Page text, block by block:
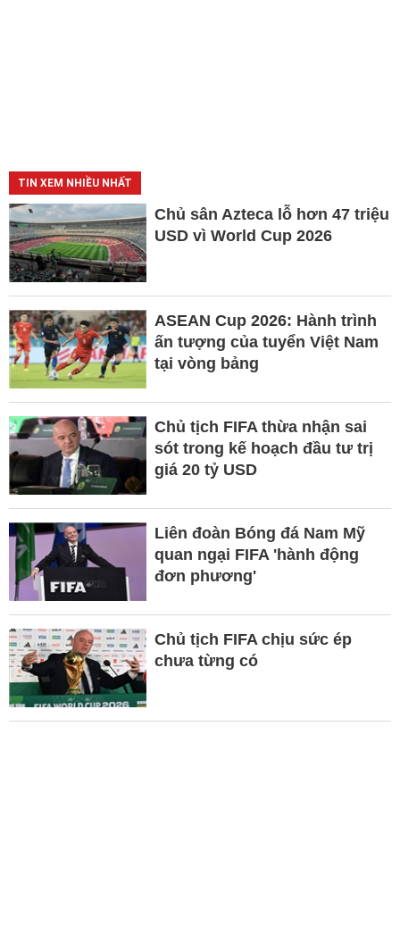
TIN XEM NHIỀU NHẤT
Chủ sân Azteca lỗ hơn 47 triệu
USD vì World Cup 2026
ASEAN Cup 2026: Hành trình
ấn tượng của tuyển Việt Nam
tại vòng bảng
Chủ tịch FIFA thừa nhận sai
sót trong kế hoạch đầu tư trị
giá 20 tỷ USD
Liên đoàn Bóng đá Nam Mỹ
quan ngại FIFA 'hành động
đơn phương'
Chủ tịch FIFA chịu sức ép
chưa từng có